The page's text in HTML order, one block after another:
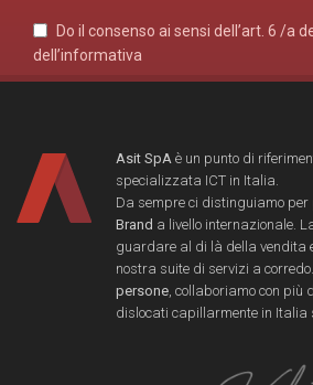
Do il consenso ai sensi dell’art. 6 /a
dell’informativa
Asit SpA è un punto di
specializzata ICT in Italia.
Da sempre ci distinguiamo
Brand a livello internazionale.
guardare al di là della vendita
nostra suite di servizi a
persone, collaboriamo con più
dislocati capillarmente in Italia